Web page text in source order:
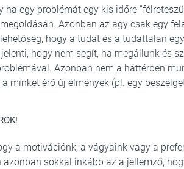
ha egy problémát egy kis időre
Azonban az agy csak egy
hogy a tudat és a tudattalan
hogy nem segít, ha megállunk és
Azonban nem a háttérben
minket érő új élmények (pl. egy
a motivációnk, a vágyaink vagy a
sokkal inkább az a jellemző,